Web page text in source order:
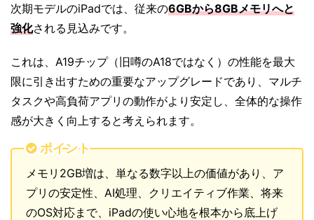
次期モデルのiPadでは、従来の6GBから8GBメモリへと
強化される見込みです。
これは、A19チップ（旧噂のA18ではなく）の性能を最大
限に引き出すための重要なアップグレードであり、マルチ
タスクや高負荷アプリの動作がより安定し、全体的な操作
感が大きく向上すると考えられます。
ポイント
メモリ2GB増は、単なる数字以上の価値があり、ア
プリの安定性、AI処理、クリエイティブ作業、将来
のOS対応まで、iPadの使い心地を根本から底上げ